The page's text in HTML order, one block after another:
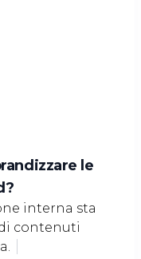
le
interna sta
contenuti